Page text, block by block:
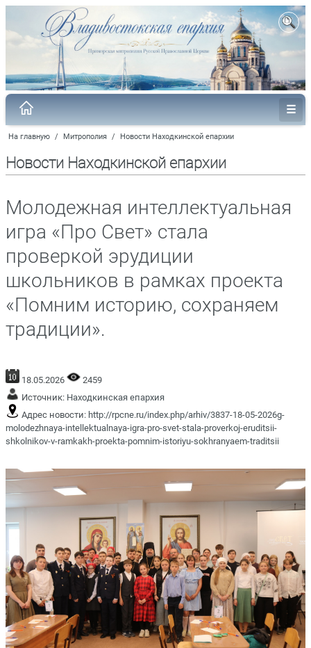
На главную / Митрополия / Новости Находкинской епархии
Новости Находкинской епархии
Молодежная интеллектуальная
игра «Про Свет» стала
проверкой эрудиции
школьников в рамках проекта
«Помним историю, сохраняем
традиции».
18.05.2026
2459
Источник: Находкинская епархия
Адрес новости: http://rpcne.ru/index.php/arhiv/3837-18-05-2026g-
molodezhnaya-intellektualnaya-igra-pro-svet-stala-proverkoj-eruditsii-
shkolnikov-v-ramkakh-proekta-pomnim-istoriyu-sokhranyaem-traditsii